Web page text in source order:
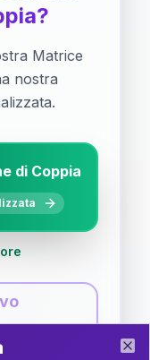
Matrice
nostra
di Coppia